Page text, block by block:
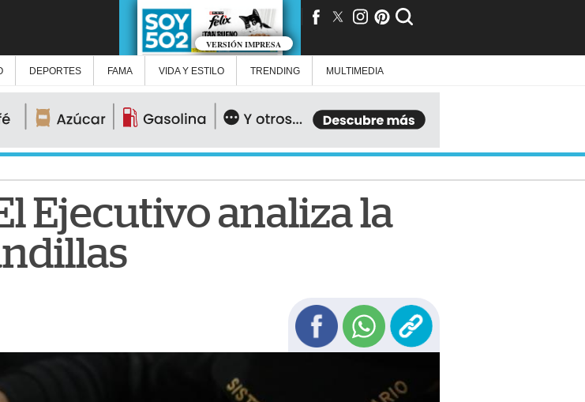
VERSIÓN IMPRESA
DEPORTES FAMA VIDA Y ESTILO TRENDING MULTIMEDIA
Ejecutivo analiza la